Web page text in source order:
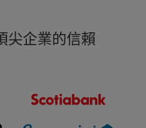
尖企業的信賴